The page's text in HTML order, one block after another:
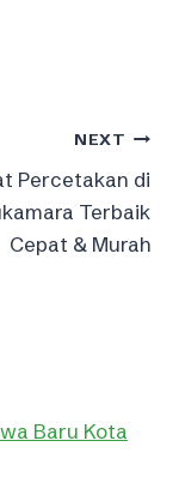
NEXT
Percetakan di
Terbaik
Cepat & Murah
Baru Kota